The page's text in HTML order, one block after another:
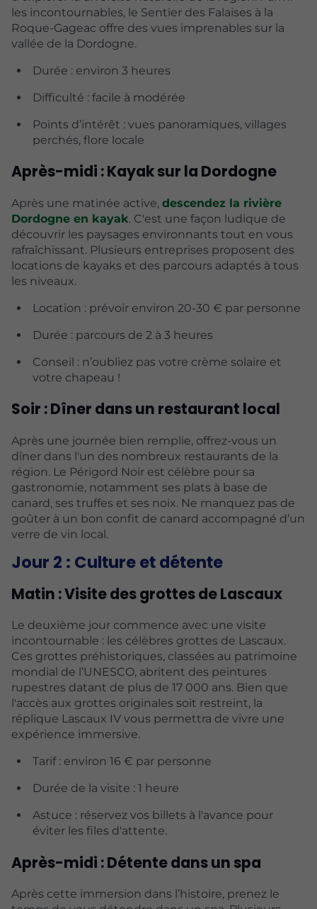
les incontournables, le Sentier des Falaises à la
Roque-Gageac offre des vues imprenables sur la
vallée de la Dordogne.
Durée : environ 3 heures
Difficulté : facile à modérée
Points d’intérêt : vues panoramiques, villages
perchés, flore locale
Après-midi : Kayak sur la Dordogne
Après une matinée active, descendez la rivière
Dordogne en kayak. C'est une façon ludique de
découvrir les paysages environnants tout en vous
rafraîchissant. Plusieurs entreprises proposent des
locations de kayaks et des parcours adaptés à tous
les niveaux.
Location : prévoir environ 20-30 € par personne
Durée : parcours de 2 à 3 heures
Conseil : n’oubliez pas votre crème solaire et
votre chapeau !
Soir : Dîner dans un restaurant local
Après une journée bien remplie, offrez-vous un
dîner dans l'un des nombreux restaurants de la
région. Le Périgord Noir est célèbre pour sa
gastronomie, notamment ses plats à base de
canard, ses truffes et ses noix. Ne manquez pas de
goûter à un bon confit de canard accompagné d’un
verre de vin local.
Jour 2 : Culture et détente
Matin : Visite des grottes de Lascaux
Le deuxième jour commence avec une visite
incontournable : les célèbres grottes de Lascaux.
Ces grottes préhistoriques, classées au patrimoine
mondial de l’UNESCO, abritent des peintures
rupestres datant de plus de 17 000 ans. Bien que
l'accès aux grottes originales soit restreint, la
réplique Lascaux IV vous permettra de vivre une
expérience immersive.
Tarif : environ 16 € par personne
Durée de la visite : 1 heure
Astuce : réservez vos billets à l'avance pour
éviter les files d'attente.
Après-midi : Détente dans un spa
Après cette immersion dans l’histoire, prenez le